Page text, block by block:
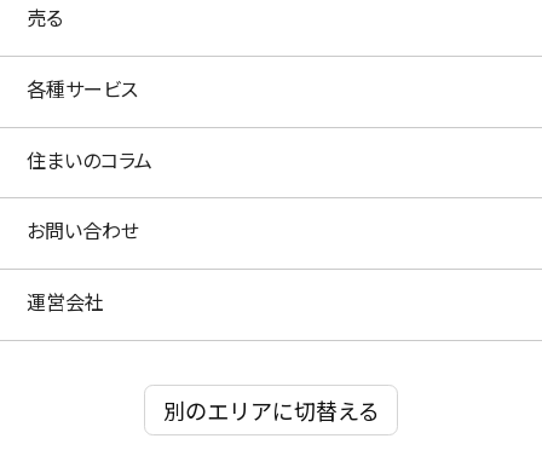
売る
各種サービス
住まいのコラム
お問い合わせ
運営会社
別のエリアに切替える